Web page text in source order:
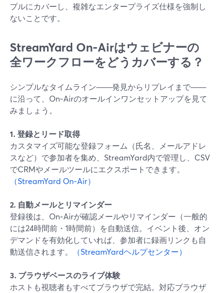
プルにカバーし、複雑なエンタープライズ仕様を強制し
ないことです。
StreamYard On‑Airはウェビナーの
全ワークフローをどうカバーする？
シンプルなタイムライン――発見からリプレイまで――
に沿って、On‑Airのオールインワンセットアップを見て
みましょう。
1. 登録とリード取得
カスタマイズ可能な登録フォーム（氏名、メールアドレ
スなど）で参加者を集め、StreamYard内で管理し、CSV
でCRMやメールツールにエクスポートできます。
（StreamYard On‑Air）
2. 自動メールとリマインダー
登録後は、On‑Airが確認メールやリマインダー（一般的
には24時間前・1時間前）を自動送信。イベント後、オン
デマンドを有効化していれば、参加者に録画リンクも自
動送信されます。
（StreamYardヘルプセンター）
3. ブラウザベースのライブ体験
ホストも視聴者もすべてブラウザで完結。対応ブラウザ